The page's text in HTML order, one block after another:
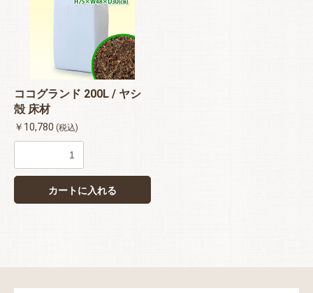
ココグランド 200L / ヤシ
殻 床材
￥10,780 (税込)
カートに入れる
お買い物を続ける